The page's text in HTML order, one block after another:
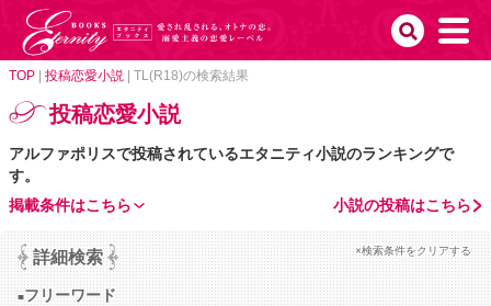
TOP 投稿恋愛小説 TL(R18)の検索結果
投稿恋愛小説
アルファポリスで投稿されているエタニティ小説のランキングで
す。
小説の投稿はこちら
掲載条件はこちら
詳細検索 ×検索条件をクリアする
フリーワード